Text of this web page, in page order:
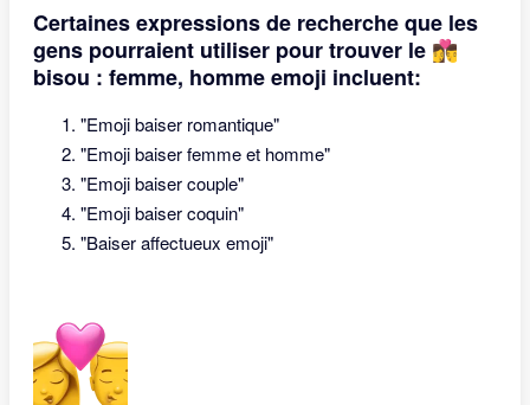
Certaines expressions de recherche que les
gens pourraient utiliser pour trouver le 👩‍❤️‍💋‍👨
bisou : femme, homme emoji incluent:
"Emoji baiser romantique"
"Emoji baiser femme et homme"
"Emoji baiser couple"
"Emoji baiser coquin"
"Baiser affectueux emoji"